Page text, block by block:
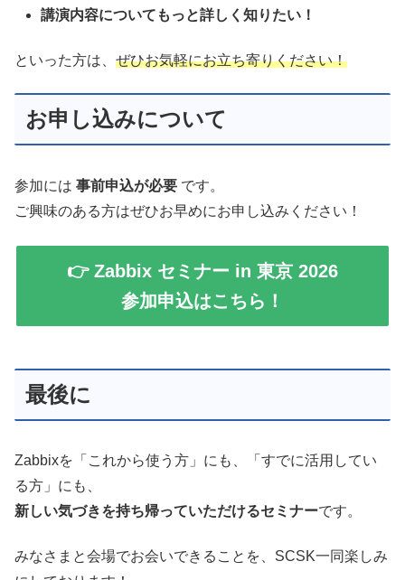
講演内容についてもっと詳しく知りたい！
といった方は、 ぜひお気軽にお立ち寄りください！
お申し込みについて
参加には 事前申込が必要 です。
ご興味のある方はぜひお早めにお申し込みください！
👉 Zabbix セミナー in 東京 2026
参加申込はこちら！
最後に
Zabbixを「これから使う方」にも、「すでに活用してい
る方」にも、
新しい気づきを持ち帰っていただけるセミナーです。
みなさまと会場でお会いできることを、SCSK一同楽しみ